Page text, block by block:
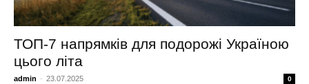
ТОП‑7 напрямків для подорожі Україною
цього літа
admin - 23.07.2025 0